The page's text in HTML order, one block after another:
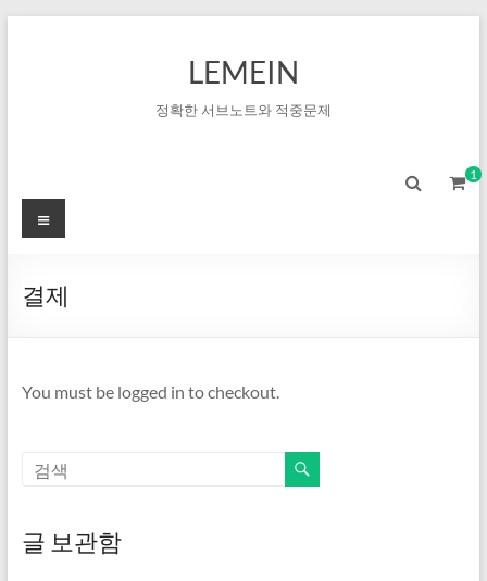
LEMEIN
정확한 서브노트와 적중문제
1
결제
You must be logged in to checkout.
글 보관함